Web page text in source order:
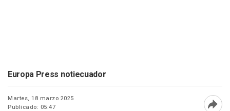
Europa Press notiecuador
Martes, 18 marzo 2025
Publicado: 05:47